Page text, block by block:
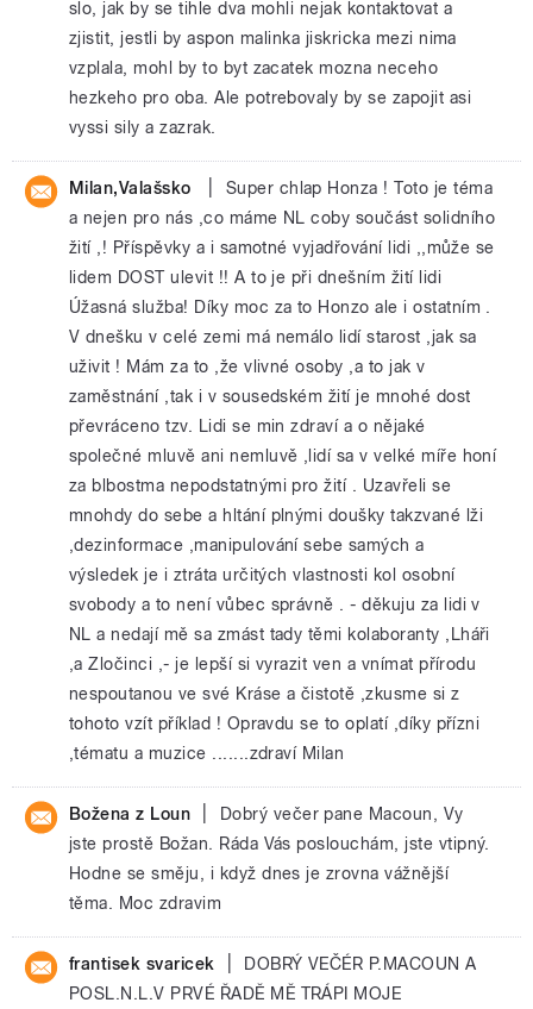
slo, jak by se tihle dva mohli nejak kontaktovat a
zjistit, jestli by aspon malinka jiskricka mezi nima
vzplala, mohl by to byt zacatek mozna neceho
hezkeho pro oba. Ale potrebovaly by se zapojit asi
vyssi sily a zazrak.
Milan,Valašsko
Super chlap Honza ! Toto je téma
a nejen pro nás ,co máme NL coby součást solidního
žití ,! Příspěvky a i samotné vyjadřování lidi ,,může se
lidem DOST ulevit !! A to je při dnešním žití lidi
Úžasná služba! Díky moc za to Honzo ale i ostatním .
V dnešku v celé zemi má nemálo lidí starost ,jak sa
uživit ! Mám za to ,že vlivné osoby ,a to jak v
zaměstnání ,tak i v sousedském žití je mnohé dost
převráceno tzv. Lidi se min zdraví a o nějaké
společné mluvě ani nemluvě ,lidí sa v velké míře honí
za blbostma nepodstatnými pro žití . Uzavřeli se
mnohdy do sebe a hltání plnými doušky takzvané lži
,dezinformace ,manipulování sebe samých a
výsledek je i ztráta určitých vlastnosti kol osobní
svobody a to není vůbec správně . - děkuju za lidi v
NL a nedají mě sa zmást tady těmi kolaboranty ,Lháři
,a Zločinci ,- je lepší si vyrazit ven a vnímat přírodu
nespoutanou ve své Kráse a čistotě ,zkusme si z
tohoto vzít příklad ! Opravdu se to oplatí ,díky přízni
,tématu a muzice .......zdraví Milan
Božena z Loun
Dobrý večer pane Macoun, Vy
jste prostě Božan. Ráda Vás poslouchám, jste vtipný.
Hodne se směju, i když dnes je zrovna vážnější
těma. Moc zdravim
frantisek svaricek
DOBRÝ VEČÉR P.MACOUN A
POSL.N.L.V PRVÉ ŘADĚ MĚ TRÁPI MOJE